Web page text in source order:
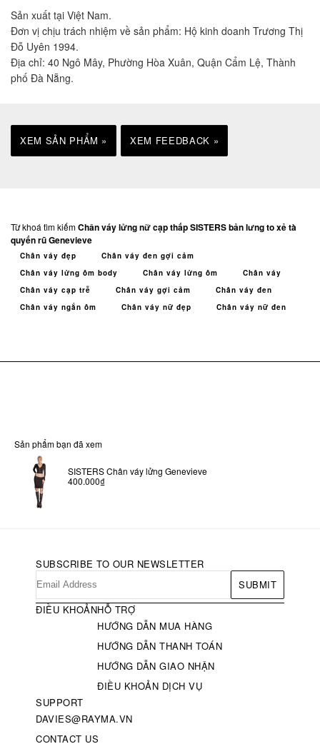
Sản xuất tại Việt Nam.
Đơn vị chịu trách nhiệm về sản phẩm: Hộ kinh doanh Trương Thị
Đỗ Uyên 1994.
Địa chỉ: 40 Ngô Mây, Phường Hòa Xuân, Quận Cẩm Lệ, Thành
phố Đà Nẵng.
XEM SẢN PHẨM » XEM FEEDBACK »
Từ khoá tìm kiếmChân váy lửng nữ cạp thấp SISTERS bản lưng to xẻ tà
quyến rũ Genevieve
Chân váy đẹp
Chân váy đen gợi cảm
Chân váy lửng ôm body
Chân váy lửng ôm
Chân váy
Chân váy cạp trễ
Chân váy gợi cảm
Chân váy đen
Chân váy ngắn ôm
Chân váy nữ đẹp Chân váy nữ đen
Sản phẩm bạn đã xem
SISTERS Chân váy lửng Genevieve
400.000₫
SUBSCRIBE TO OUR NEWSLETTER
SUBMIT
ĐIỀU KHOẢNHỖ TRỢ
HƯỚNG DẪN MUA HÀNG
HƯỚNG DẪN THANH TOÁN
HƯỚNG DẪN GIAO NHẬN
ĐIỀU KHOẢN DỊCH VỤ
SUPPORT
DAVIES@RAYMA.VN
CONTACT US